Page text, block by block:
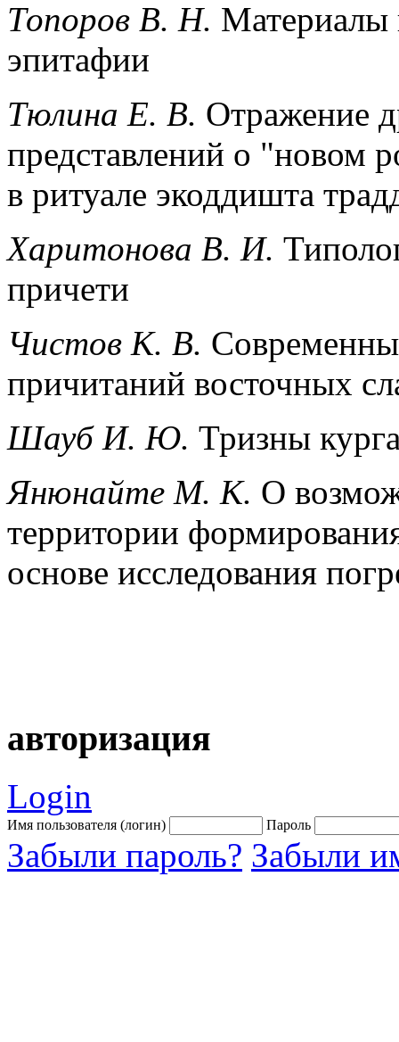
Топоров В. Н. Материалы
эпитафии
Τюлина Е. В. Отражение
представлений о "новом
в ритуале экоддишта
Харитонова В. И.
причети
Чистов К. В.
причитаний восточных
Шауб И. Ю. Тризны
Янюнайте М. К. О
территории
основе исследования
авторизация
Login
Имя пользователя (логин) Пароль
Забыли пароль? Забыли